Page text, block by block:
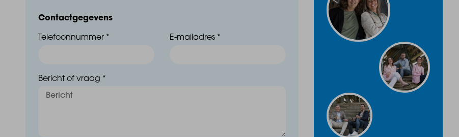
E-mail : nieuwbouw@baasmakelaars.nl
Contactgegevens
Telefoonnummer * E-mailadres *
Bericht of vraag *